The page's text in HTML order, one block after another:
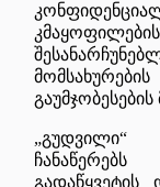
გაუმჯობესების
„გუდვილი“